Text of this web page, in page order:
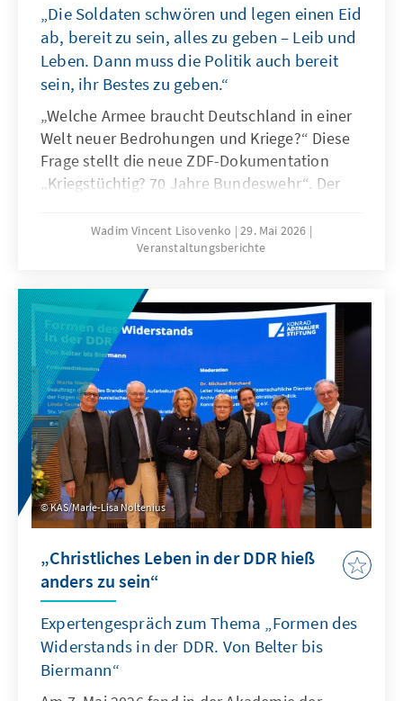
„Die Soldaten schwören und legen einen Eid
ab, bereit zu sein, alles zu geben – Leib und
Leben. Dann muss die Politik auch bereit
sein, ihr Bestes zu geben.“
„Welche Armee braucht Deutschland in einer
Welt neuer Bedrohungen und Kriege?“ Diese
Frage stellt die neue ZDF-Dokumentation
„Kriegstüchtig? 70 Jahre Bundeswehr“. Der
Streitkräfte seit ihrer Gründung nach und
stellt zugleich die drängende Frage nach ihrer
veränderten sicherheitspolitischen Lage. Im
Anschluss diskutierten der Militärhistoriker
Prof. Dr. Sönke Neitzel, Oberstleutnant Prof.
Dr. Daniela Klix, der Wehrbeauftragte Henning
Otte sowie der Autor des Films, Jörg Müllner,
über die Herausforderungen der Bundeswehr
und die Konsequenzen der Zeitenwende.
Wadim Vincent Lisovenko
29. Mai 2026
Veranstaltungsberichte
KAS/Marie-Lisa Noltenius
„Christliches Leben in der DDR hieß
anders zu sein“
Expertengespräch zum Thema „Formen des
Widerstands in der DDR. Von Belter bis
Biermann“